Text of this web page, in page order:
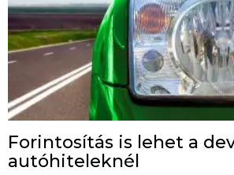
Forintosítás is lehet a
autóhiteleknél